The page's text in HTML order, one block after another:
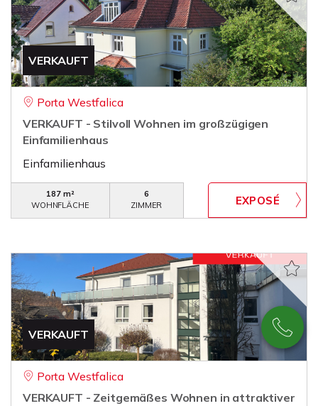
VERKAUFT
Porta Westfalica
VERKAUFT - Stilvoll Wohnen im großzügigen
Einfamilienhaus
Einfamilienhaus
187 m²
WOHNFLÄCHE
6
ZIMMER
VERKAUFT
Porta Westfalica
VERKAUFT - Zeitgemäßes Wohnen in attraktiver